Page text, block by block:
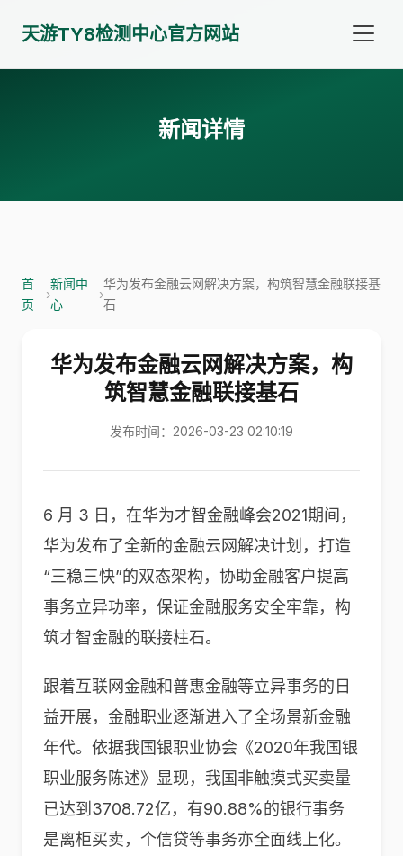
天游TY8检测中心官方网站
新闻详情
首
页
›
新闻中
心
›
华为发布金融云网解决方案，构筑智慧金融联接基
石
华为发布金融云网解决方案，构
筑智慧金融联接基石
发布时间：2026-03-23 02:10:19
6 月 3 日，在华为才智金融峰会2021期间，
华为发布了全新的金融云网解决计划，打造
“三稳三快”的双态架构，协助金融客户提高
事务立异功率，保证金融服务安全牢靠，构
筑才智金融的联接柱石。
跟着互联网金融和普惠金融等立异事务的日
益开展，金融职业逐渐进入了全场景新金融
年代。依据我国银职业协会《2020年我国银
职业服务陈述》显现，我国非触摸式买卖量
已达到3708.72亿，有90.88%的银行事务
是离柜买卖，个信贷等事务亦全面线上化。